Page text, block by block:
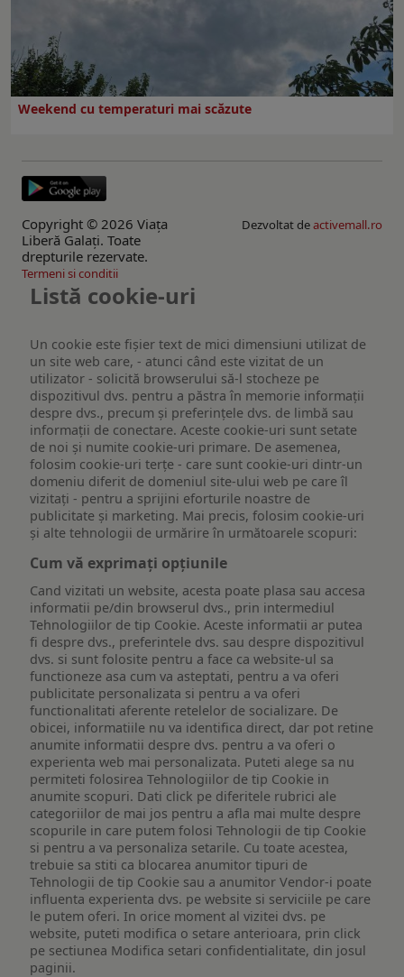
Weekend cu temperaturi mai scăzute
Copyright © 2026 Viaţa
Liberă Galaţi. Toate
drepturile rezervate.
Dezvoltat deactivemall.ro
Termeni si conditii
Listă cookie-uri
Un cookie este fişier text de mici dimensiuni utilizat de
un site web care, - atunci când este vizitat de un
utilizator - solicită browserului să-l stocheze pe
dispozitivul dvs. pentru a păstra în memorie informații
despre dvs., precum și preferințele dvs. de limbă sau
informații de conectare. Aceste cookie-uri sunt setate
de noi și numite cookie-uri primare. De asemenea,
folosim cookie-uri terțe - care sunt cookie-uri dintr-un
domeniu diferit de domeniul site-ului web pe care îl
vizitați - pentru a sprijini eforturile noastre de
publicitate și marketing. Mai precis, folosim cookie-uri
și alte tehnologii de urmărire în următoarele scopuri:
Cum vă exprimați opțiunile
Cand vizitati un website, acesta poate plasa sau accesa
informatii pe/din browserul dvs., prin intermediul
Tehnologiilor de tip Cookie. Aceste informatii ar putea
fi despre dvs., preferintele dvs. sau despre dispozitivul
dvs. si sunt folosite pentru a face ca website-ul sa
functioneze asa cum va asteptati, pentru a va oferi
publicitate personalizata si pentru a va oferi
functionalitati aferente retelelor de socializare. De
obicei, informatiile nu va identifica direct, dar pot retine
anumite informatii despre dvs. pentru a va oferi o
experienta web mai personalizata. Puteti alege sa nu
permiteti folosirea Tehnologiilor de tip Cookie in
anumite scopuri. Dati click pe diferitele rubrici ale
categoriilor de mai jos pentru a afla mai multe despre
scopurile in care putem folosi Tehnologii de tip Cookie
si pentru a va personaliza setarile. Cu toate acestea,
trebuie sa stiti ca blocarea anumitor tipuri de
Tehnologii de tip Cookie sau a anumitor Vendor-i poate
influenta experienta dvs. pe website si serviciile pe care
le putem oferi. In orice moment al vizitei dvs. pe
website, puteti modifica o setare anterioara, prin click
pe sectiunea Modifica setari confidentialitate, din josul
paginii.